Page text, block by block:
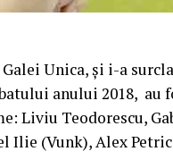
Unica, şi i-a
anului 2018,
Liviu Teodorescu,
Ilie (Vunk), Alex